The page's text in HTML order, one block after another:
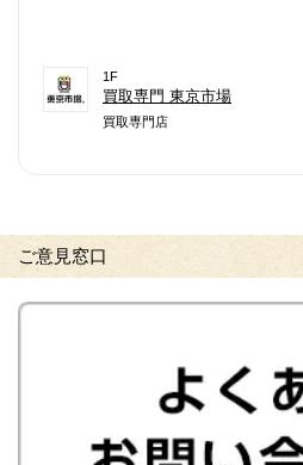
1F
買取専門 東京市場
買取専門店
ご意見窓口